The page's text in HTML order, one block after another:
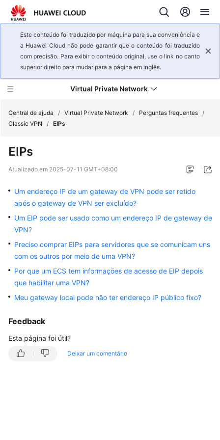
Este conteúdo foi traduzido por máquina para sua conveniência e
a Huawei Cloud não pode garantir que o conteúdo foi traduzido
com precisão. Para exibir o conteúdo original, use o link no canto
superior direito para mudar para a página em inglês.
Virtual Private Network
geral
de
Primeiros
passos
Guia
de
usuário
Perguntas
frequentes
populares
Consultoria
geral
Central de ajuda / Virtual Private Network / Perguntas frequentes /
Classic VPN
/ EIPs
EIPs
Atualizado em 2025-07-11 GMT+08:00
Um endereço IP de um gateway de VPN pode ser retido
após o gateway de VPN ser excluído?
Um EIP pode ser usado como um endereço IP de gateway de
VPN?
Preciso comprar EIPs para servidores que se comunicam uns
com os outros por meio de uma VPN?
Por que um ECS tem informações de acesso de EIP depois
que habilitar uma VPN?
Meu gateway local pode não ter endereço IP público fixo?
Feedback
Esta página foi útil?
Deixar um comentário